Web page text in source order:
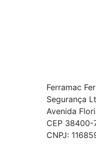
Ferramac
Segurança
Avenida
CEP
CNPJ: